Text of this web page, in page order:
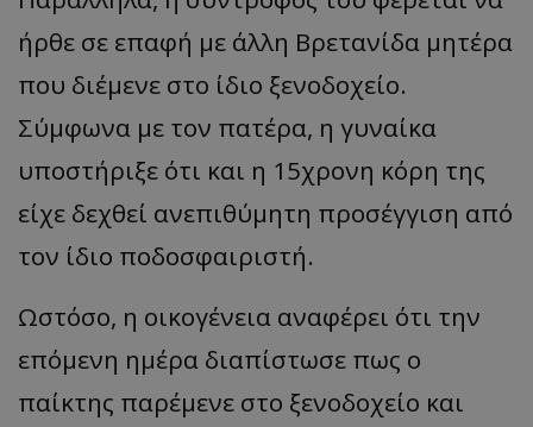
ήρθε σε επαφή με άλλη Βρετανίδα μητέρα
που διέμενε στο ίδιο ξενοδοχείο.
Σύμφωνα με τον πατέρα, η γυναίκα
υποστήριξε ότι και η 15χρονη κόρη της
είχε δεχθεί ανεπιθύμητη προσέγγιση από
τον ίδιο ποδοσφαιριστή.
Ωστόσο, η οικογένεια αναφέρει ότι την
επόμενη ημέρα διαπίστωσε πως ο
παίκτης παρέμενε στο ξενοδοχείο και